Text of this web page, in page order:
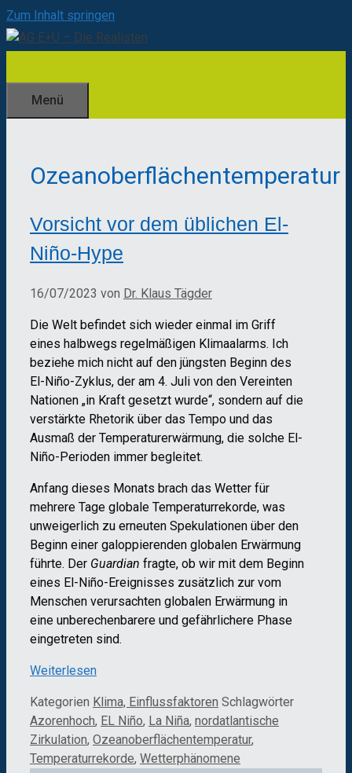
Zum Inhalt springen
Menü
Ozeanoberflächentemperatur
Vorsicht vor dem üblichen El-
Niño-Hype
16/07/2023 von Dr. Klaus Tägder
Die Welt befindet sich wieder einmal im Griff
eines halbwegs regelmäßigen Klimaalarms. Ich
beziehe mich nicht auf den jüngsten Beginn des
El-Niño-Zyklus, der am 4. Juli von den Vereinten
Nationen „in Kraft gesetzt wurde“, sondern auf die
verstärkte Rhetorik über das Tempo und das
Ausmaß der Temperaturerwärmung, die solche El-
Niño-Perioden immer begleitet.
Anfang dieses Monats brach das Wetter für
mehrere Tage globale Temperaturrekorde, was
unweigerlich zu erneuten Spekulationen über den
Beginn einer galoppierenden globalen Erwärmung
führte. Der Guardian fragte, ob wir mit dem Beginn
eines El-Niño-Ereignisses zusätzlich zur vom
Menschen verursachten globalen Erwärmung in
eine unberechenbarere und gefährlichere Phase
eingetreten sind.
Weiterlesen
Kategorien Klima, Einflussfaktoren Schlagwörter
Azorenhoch, EL Niño, La Niña, nordatlantische
Zirkulation, Ozeanoberflächentemperatur,
Temperaturrekorde, Wetterphänomene